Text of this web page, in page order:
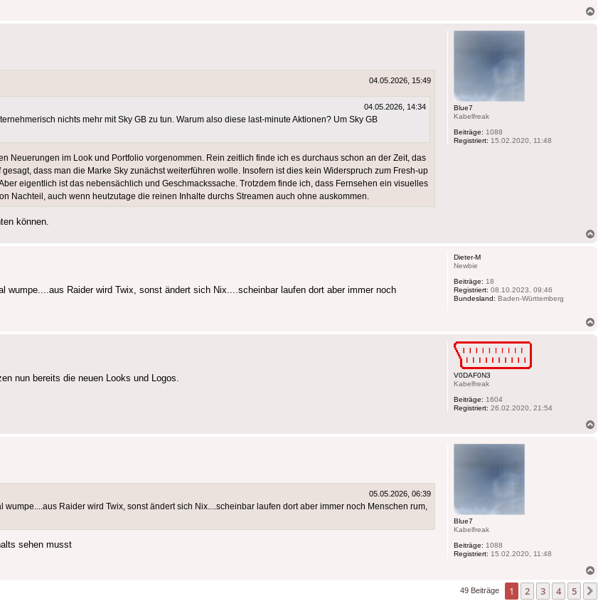
Blue7
Kabelfreak
Beiträge: 1088
Registriert: 15.02.2020, 11:48
04.05.2026, 15:49
04.05.2026, 14:34
nichts mehr mit Sky GB zu tun. Warum also diese last-minute Aktionen? Um Sky GB
Neuerungen im Look und Portfolio vorgenommen. Rein zeitlich finde ich es durchaus schon an der Zeit, das
dass man die Marke Sky zunächst weiterführen wolle. Insofern ist dies kein Widerspruch zum Fresh-up
eigentlich ist das nebensächlich und Geschmackssache. Trotzdem finde ich, dass Fernsehen ein visuelles
Nachteil, auch wenn heutzutage die reinen Inhalte durchs Streamen auch ohne auskommen.
können.
Dieter-M
Newbie
Beiträge: 18
Registriert: 08.10.2023, 09:46
Bundesland: Baden-Württemberg
Raider wird Twix, sonst ändert sich Nix....scheinbar laufen dort aber immer noch
V0DAF0N3
Kabelfreak
Beiträge: 1604
Registriert: 26.02.2020, 21:54
nun bereits die neuen Looks und Logos.
Blue7
Kabelfreak
Beiträge: 1088
Registriert: 15.02.2020, 11:48
05.05.2026, 06:39
Raider wird Twix, sonst ändert sich Nix....scheinbar laufen dort aber immer noch Menschen rum,
sehen musst
49 Beiträge 1 2 3 4 5